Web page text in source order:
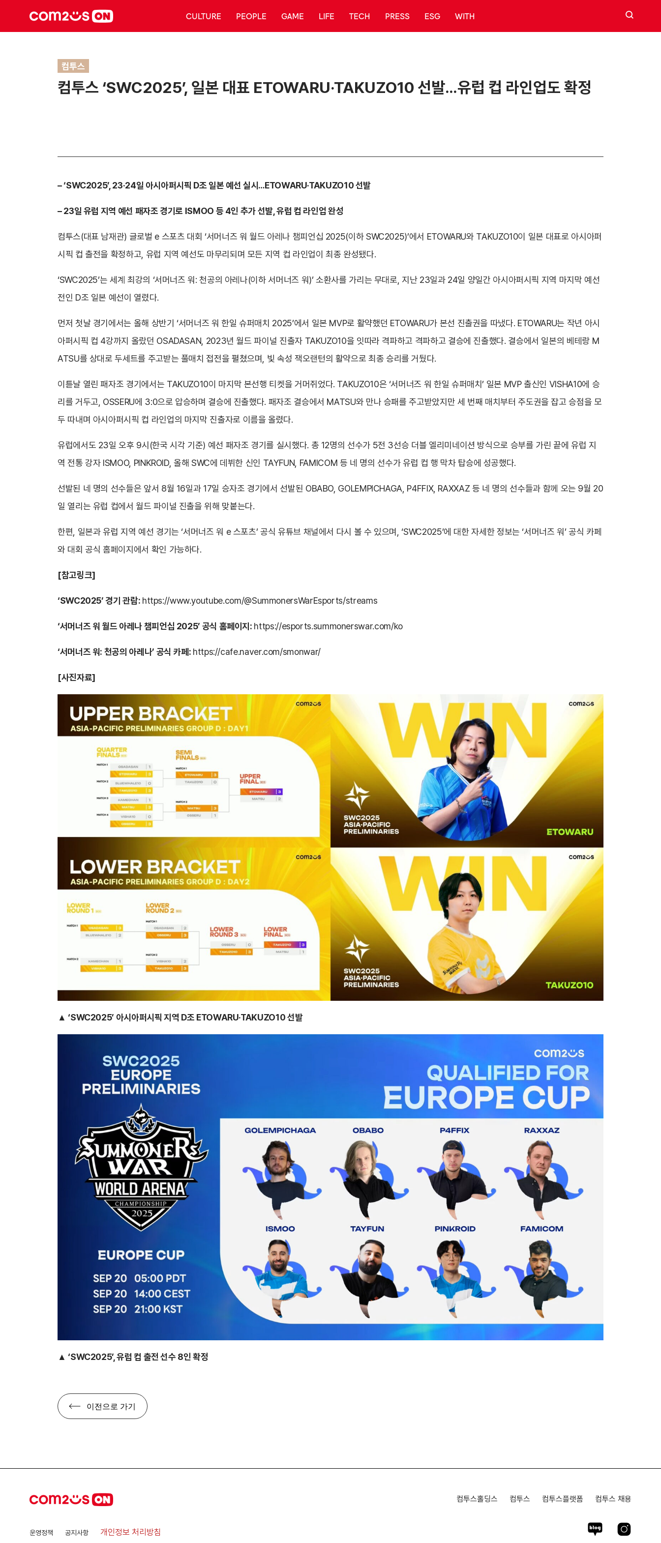
CULTURE PEOPLE GAME LIFE TECH PRESS ESG WITH 검색
컴투스
컴투스 ‘SWC2025’, 일본 대표 ETOWARU·TAKUZO10 선발…유럽 컵 라인업도 확정
– ‘SWC2025’, 23·24일 아시아퍼시픽 D조 일본 예선 실시…ETOWARU·TAKUZO10 선발
– 23일 유럽 지역 예선 패자조 경기로 ISMOO 등 4인 추가 선발, 유럽 컵 라인업 완성
컴투스(대표 남재관) 글로벌 e 스포츠 대회 ‘서머너즈 워 월드 아레나 챔피언십 2025(이하 SWC2025)’에서 ETOWARU와 TAKUZO10이 일본 대표로 아시아퍼
시픽 컵 출전을 확정하고, 유럽 지역 예선도 마무리되며 모든 지역 컵 라인업이 최종 완성됐다.
‘SWC2025’는 세계 최강의 ‘서머너즈 워: 천공의 아레나(이하 서머너즈 워)’ 소환사를 가리는 무대로, 지난 23일과 24일 양일간 아시아퍼시픽 지역 마지막 예선
전인 D조 일본 예선이 열렸다.
먼저 첫날 경기에서는 올해 상반기 ‘서머너즈 워 한일 슈퍼매치 2025’에서 일본 MVP로 활약했던 ETOWARU가 본선 진출권을 따냈다. ETOWARU는 작년 아시
아퍼시픽 컵 4강까지 올랐던 OSADASAN, 2023년 월드 파이널 진출자 TAKUZO10을 잇따라 격파하고 격파하고 결승에 진출했다. 결승에서 일본의 베테랑 M
ATSU를 상대로 두세트를 주고받는 풀매치 접전을 펼쳤으며, 빛 속성 잭오랜턴의 활약으로 최종 승리를 거뒀다.
이튿날 열린 패자조 경기에서는 TAKUZO10이 마지막 본선행 티켓을 거머쥐었다. TAKUZO10은 ‘서머너즈 워 한일 슈퍼매치’ 일본 MVP 출신인 VISHA10에 승
리를 거두고, OSSERU에 3:0으로 압승하며 결승에 진출했다. 패자조 결승에서 MATSU와 만나 승패를 주고받았지만 세 번째 매치부터 주도권을 잡고 승점을 모
두 따내며 아시아퍼시픽 컵 라인업의 마지막 진출자로 이름을 올렸다.
유럽에서도 23일 오후 9시(한국 시각 기준) 예선 패자조 경기를 실시했다. 총 12명의 선수가 5전 3선승 더블 엘리미네이션 방식으로 승부를 가린 끝에 유럽 지
역 전통 강자 ISMOO, PINKROID, 올해 SWC에 데뷔한 신인 TAYFUN, FAMICOM 등 네 명의 선수가 유럽 컵 행 막차 탑승에 성공했다.
선발된 네 명의 선수들은 앞서 8월 16일과 17일 승자조 경기에서 선발된 OBABO, GOLEMPICHAGA, P4FFIX, RAXXAZ 등 네 명의 선수들과 함께 오는 9월 20
일 열리는 유럽 컵에서 월드 파이널 진출을 위해 맞붙는다.
한편, 일본과 유럽 지역 예선 경기는 ‘서머너즈 워 e 스포츠’ 공식 유튜브 채널에서 다시 볼 수 있으며, ‘SWC2025’에 대한 자세한 정보는 ‘서머너즈 워’ 공식 카페
와 대회 공식 홈페이지에서 확인 가능하다.
[참고링크]
‘SWC2025’ 경기 관람: https://www.youtube.com/@SummonersWarEsports/streams
‘서머너즈 워 월드 아레나 챔피언십 2025’ 공식 홈페이지: https://esports.summonerswar.com/ko
‘서머너즈 워: 천공의 아레나’ 공식 카페: https://cafe.naver.com/smonwar/
[사진자료]
▲ ‘SWC2025’ 아시아퍼시픽 지역 D조 ETOWARU·TAKUZO10 선발
▲ ‘SWC2025’, 유럽 컵 출전 선수 8인 확정
이전으로 가기
운영정책 공지사항 개인정보 처리방침
컴투스홀딩스 컴투스 컴투스플랫폼 컴투스 채용